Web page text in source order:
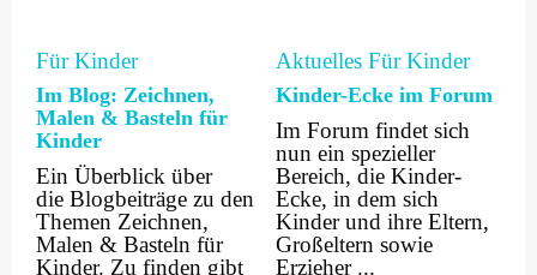
Für Kinder
Im Blog: Zeichnen,
Malen & Basteln für
Kinder
Ein Überblick über
die Blogbeiträge zu den
Themen Zeichnen,
Malen & Basteln für
Kinder. Zu finden gibt
Aktuelles Für Kinder
Kinder-Ecke im Forum
Im Forum findet sich
nun ein spezieller
Bereich, die Kinder-
Ecke, in dem sich
Kinder und ihre Eltern,
Großeltern sowie
Erzieher ...